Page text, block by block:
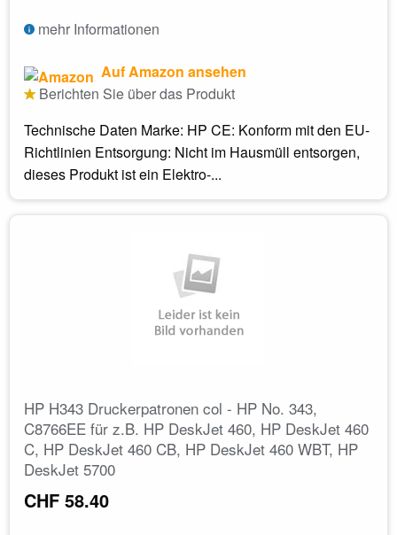
mehr Informationen
Auf Amazon ansehen
Berichten Sie über das Produkt
Technische Daten Marke: HP CE: Konform mit den EU-
Richtlinien Entsorgung: Nicht im Hausmüll entsorgen,
dieses Produkt ist ein Elektro-...
HP H343 Druckerpatronen col - HP No. 343,
C8766EE für z.B. HP DeskJet 460, HP DeskJet 460
C, HP DeskJet 460 CB, HP DeskJet 460 WBT, HP
DeskJet 5700
CHF 58.40